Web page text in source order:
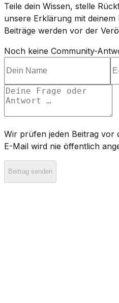
Teile dein Wissen, stelle
unsere Erklärung mit
Beiträge werden vor der
Noch keine Community-
Wir prüfen jeden Beitrag vor
E-Mail wird nie öffentlich
Beitrag senden